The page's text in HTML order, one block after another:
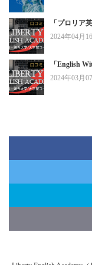
「プロリア
2024年04月
「English
2024年03月